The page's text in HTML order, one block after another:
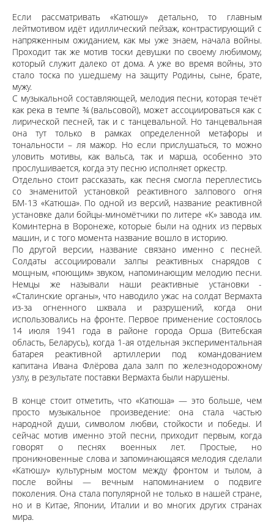
Если рассматривать «Катюшу» детально, то главным
лейтмотивом идёт идиллический пейзаж, контрастирующий с
напряженным ожиданием, как мы уже знаем, начала войны.
Проходит так же мотив тоски девушки по своему любимому,
который служит далеко от дома. А уже во время войны, это
стало тоска по ушедшему на защиту Родины, сыне, брате,
мужу.
С музыкальной составляющей, мелодия песни, которая течёт
как река в темпе ¾ (вальсовой), может ассоциироваться как с
лирической песней, так и с танцевальной. Но танцевальная
она тут только в рамках определенной метафоры и
тональности – ля мажор. Но если прислушаться, то можно
уловить мотивы, как вальса, так и марша, особенно это
прослушивается, когда эту песню исполняет оркестр.
Отдельно стоит рассказать, как песня смогла переплестись
со знаменитой установкой реактивного залпового огня
БМ-13 «Катюша». По одной из версий, название реактивной
установке дали бойцы-миномётчики по литере «К» завода им.
Коминтерна в Воронеже, которые были на одних из первых
машин, и с того момента название вошло в историю.
По другой версии, название связано именно с песней.
Солдаты ассоциировали залпы реактивных снарядов с
мощным, «поющим» звуком, напоминающим мелодию песни.
Немцы же называли наши реактивные установки -
«Сталинские органы», что наводило ужас на солдат Вермахта
из-за огненного шквала и разрушений, когда они
использовались на фронте. Первое применение состоялось
14 июля 1941 года в районе города Орша (Витебская
область, Беларусь), когда 1-ая отдельная экспериментальная
батарея реактивной артиллерии под командованием
капитана Ивана Флёрова дала залп по железнодорожному
узлу, в результате поставки Вермахта были нарушены.
В конце стоит отметить, что «Катюша» — это больше, чем
просто музыкальное произведение: она стала частью
народной души, символом любви, стойкости и победы. И
сейчас мотив именно этой песни, приходит первым, когда
говорят о песнях военных лет. Простые, но
проникновенные слова и запоминающаяся мелодия сделали
«Катюшу» культурным мостом между фронтом и тылом, а
после войны — вечным напоминанием о подвиге
поколения. Она стала популярной не только в нашей стране,
но и в Китае, Японии, Италии и во многих других странах
мира.